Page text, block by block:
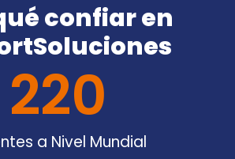
confiar en
a Nivel Mundial
220